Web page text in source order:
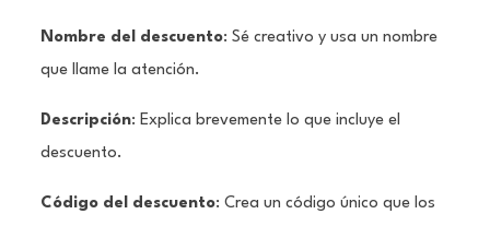
Nombre del descuento: Sé creativo y usa un nombre
que llame la atención.
Descripción: Explica brevemente lo que incluye el
descuento.
Código del descuento: Crea un código único que los